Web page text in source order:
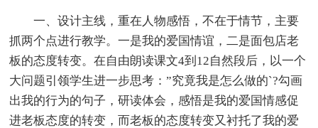
一、设计主线，重在人物感悟，不在于情节，主要
抓两个点进行教学。一是我的爱国情谊，二是面包店老
板的态度转变。在自由朗读课文4到12自然段后，以一个
大问题引领学生进一步思考：”究竟我是怎么做的`?勾画
出我的行为的句子，研读体会，感悟是我的爱国情感促
进老板态度的转变，而老板的态度转变又衬托了我的爱